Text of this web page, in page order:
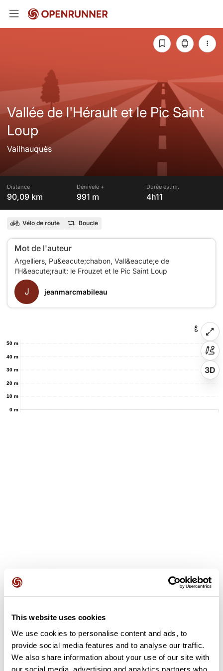
This website uses cookies
We use cookies to personalise content and ads, to
provide social media features and to analyse our traffic.
We also share information about your use of our site with
our social media, advertising and analytics partners who
Vallée de l'Hérault et le Pic Saint
Loup
Vailhauquès
Distance
90,09 km
Dénivelé +
991 m
Durée estim.
4h11
Vélo de route Boucle
Mot de l'auteur
Argelliers, Pu&eacute;chabon, Vall&eacute;e de
J jeanmarcmabileau
0 m
10 m
20 m
30 m
40 m
50 m
3D
Ajouter un avis